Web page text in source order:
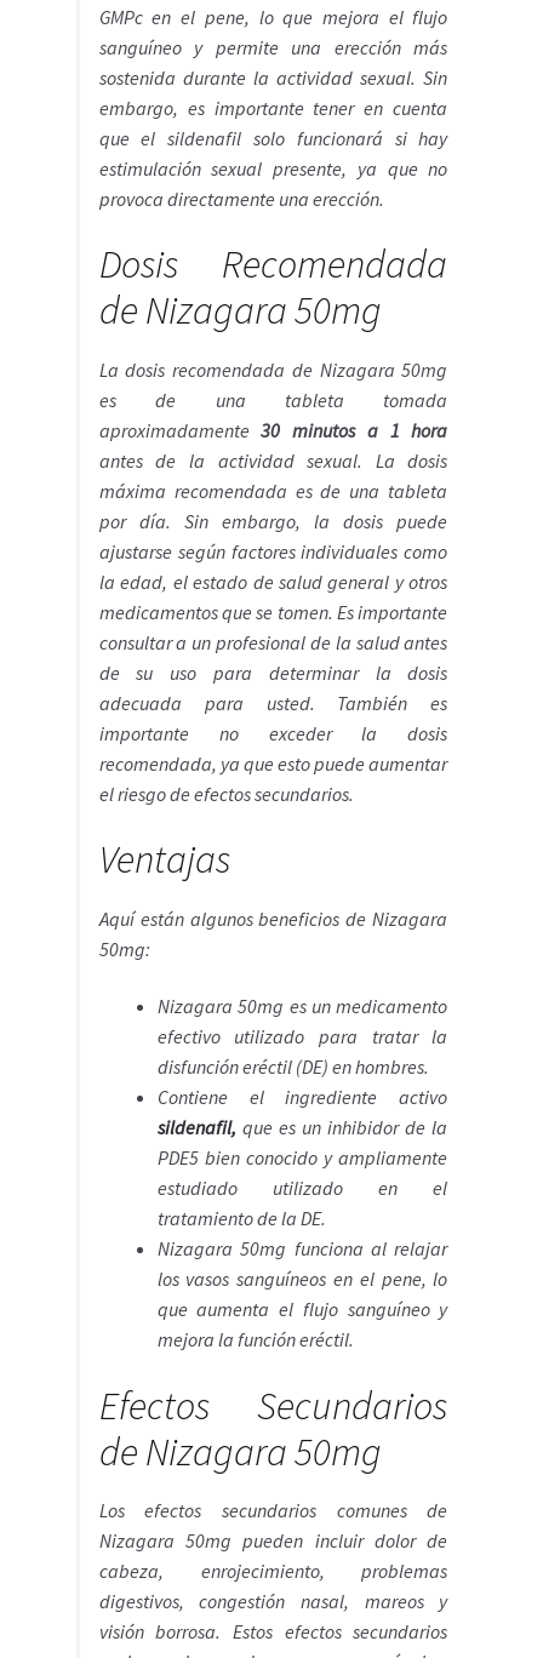
GMPc en el pene, lo que mejora el flujo
sanguíneo y permite una erección más
sostenida durante la actividad sexual. Sin
embargo, es importante tener en cuenta
que el sildenafil solo funcionará si hay
estimulación sexual presente, ya que no
provoca directamente una erección.
Dosis Recomendada
de Nizagara 50mg
La dosis recomendada de Nizagara 50mg
es de una tableta tomada
aproximadamente30 minutos a 1 hora
antes de la actividad sexual. La dosis
máxima recomendada es de una tableta
por día. Sin embargo, la dosis puede
ajustarse según factores individuales como
la edad, el estado de salud general y otros
medicamentos que se tomen. Es importante
consultar a un profesional de la salud antes
de su uso para determinar la dosis
adecuada para usted. También es
importante no exceder la dosis
recomendada, ya que esto puede aumentar
el riesgo de efectos secundarios.
Ventajas
Aquí están algunos beneficios de Nizagara
50mg:
Nizagara 50mg es un medicamento
efectivo utilizado para tratar la
disfunción eréctil (DE) en hombres.
Contiene el ingrediente activo
sildenafil, que es un inhibidor de la
PDE5 bien conocido y ampliamente
estudiado utilizado en el
tratamiento de la DE.
Nizagara 50mg funciona al relajar
los vasos sanguíneos en el pene, lo
que aumenta el flujo sanguíneo y
mejora la función eréctil.
Efectos Secundarios
de Nizagara 50mg
Los efectos secundarios comunes de
Nizagara 50mg pueden incluir dolor de
cabeza, enrojecimiento, problemas
digestivos, congestión nasal, mareos y
visión borrosa. Estos efectos secundarios